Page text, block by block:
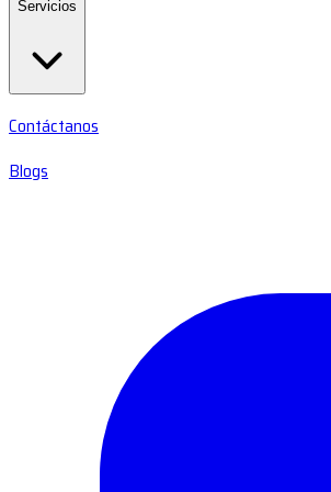
Servicios
Contáctanos
Blogs